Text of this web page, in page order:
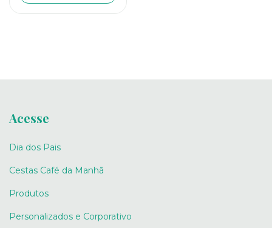
Acesse
Dia dos Pais
Cestas Café da Manhã
Produtos
Personalizados e Corporativo